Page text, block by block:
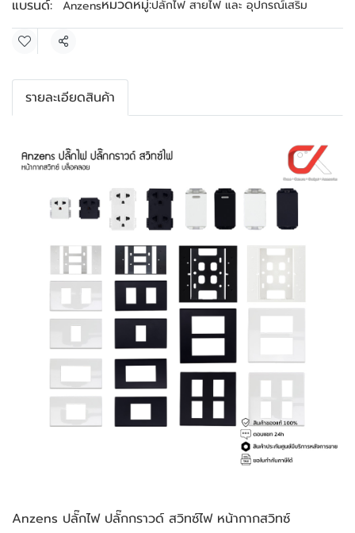
แบรนด์: Anzensหมวดหมู่:ปลั๊กไฟ สายไฟ และ อุปกรณ์เสริม
แชร์
รายละเอียดสินค้า
Anzens ปลั๊กไฟ ปลั๊กกราวด์ สวิทซ์ไฟ หน้ากากสวิทซ์